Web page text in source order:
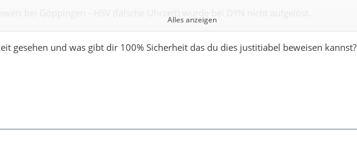
schwer, weil nicht mehr viel Sendezeit war. Okay.
Alles anzeigen
gesehen und was gibt dir 100% Sicherheit das du dies justitiabel beweisen kannst?